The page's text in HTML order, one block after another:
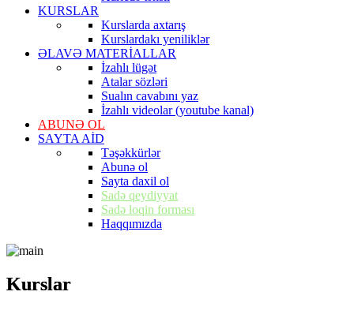
KURSLAR
Kurslarda axtarış
Kurslardakı yeniliklər
ƏLAVƏ MATERİALLAR
İzahlı lügət
Atalar sözləri
Sualın cavabını yaz
İzahlı videolar (youtube kanal)
ABUNƏ OL
SAYTA AİD
Təşəkkürlər
Abunə ol
Sayta daxil ol
Sadə qeydiyyat
Sadə loqin forması
Haqqımızda
Kurslar
Kurslar